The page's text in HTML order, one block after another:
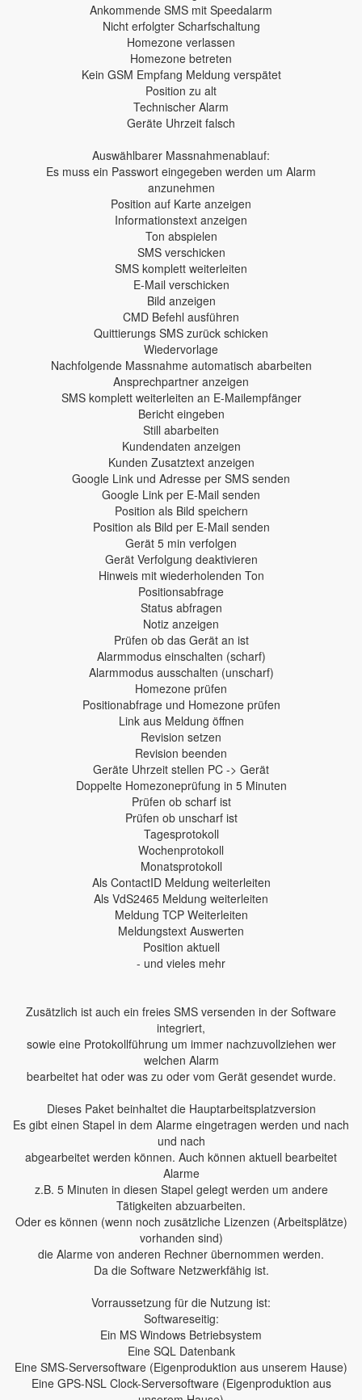
Ankommende SMS mit Speedalarm
Nicht erfolgter Scharfschaltung
Homezone verlassen
Homezone betreten
Kein GSM Empfang Meldung verspätet
Position zu alt
Technischer Alarm
Geräte Uhrzeit falsch
Auswählbarer Massnahmenablauf:
Es muss ein Passwort eingegeben werden um Alarm
anzunehmen
Position auf Karte anzeigen
Informationstext anzeigen
Ton abspielen
SMS verschicken
SMS komplett weiterleiten
E-Mail verschicken
Bild anzeigen
CMD Befehl ausführen
Quittierungs SMS zurück schicken
Wiedervorlage
Nachfolgende Massnahme automatisch abarbeiten
Ansprechpartner anzeigen
SMS komplett weiterleiten an E-Mailempfänger
Bericht eingeben
Still abarbeiten
Kundendaten anzeigen
Kunden Zusatztext anzeigen
Google Link und Adresse per SMS senden
Google Link per E-Mail senden
Position als Bild speichern
Position als Bild per E-Mail senden
Gerät 5 min verfolgen
Gerät Verfolgung deaktivieren
Hinweis mit wiederholenden Ton
Positionsabfrage
Status abfragen
Notiz anzeigen
Prüfen ob das Gerät an ist
Alarmmodus einschalten (scharf)
Alarmmodus ausschalten (unscharf)
Homezone prüfen
Positionabfrage und Homezone prüfen
Link aus Meldung öffnen
Revision setzen
Revision beenden
Geräte Uhrzeit stellen PC -> Gerät
Doppelte Homezoneprüfung in 5 Minuten
Prüfen ob scharf ist
Prüfen ob unscharf ist
Tagesprotokoll
Wochenprotokoll
Monatsprotokoll
Als ContactID Meldung weiterleiten
Als VdS2465 Meldung weiterleiten
Meldung TCP Weiterleiten
Meldungstext Auswerten
Position aktuell
- und vieles mehr
Zusätzlich ist auch ein freies SMS versenden in der Software
integriert,
sowie eine Protokollführung um immer nachzuvollziehen wer
welchen Alarm
bearbeitet hat oder was zu oder vom Gerät gesendet wurde.
Dieses Paket beinhaltet die Hauptarbeitsplatzversion
Es gibt einen Stapel in dem Alarme eingetragen werden und nach
und nach
abgearbeitet werden können. Auch können aktuell bearbeitet
Alarme
z.B. 5 Minuten in diesen Stapel gelegt werden um andere
Tätigkeiten abzuarbeiten.
Oder es können (wenn noch zusätzliche Lizenzen (Arbeitsplätze)
vorhanden sind)
die Alarme von anderen Rechner übernommen werden.
Da die Software Netzwerkfähig ist.
Vorraussetzung für die Nutzung ist:
Softwareseitig:
Ein MS Windows Betriebsystem
Eine SQL Datenbank
Eine SMS-Serversoftware (Eigenproduktion aus unserem Hause)
Eine GPS-NSL Clock-Serversoftware (Eigenproduktion aus